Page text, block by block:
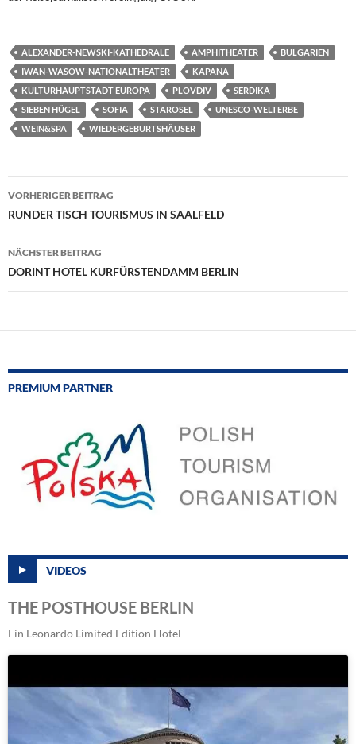
ALEXANDER-NEWSKI-KATHEDRALE AMPHITHEATER
BULGARIEN
IWAN-WASOW-NATIONALTHEATER
KAPANA
KULTURHAUPTSTADT EUROPA
PLOVDIV
SERDIKA
SIEBEN HÜGEL
SOFIA STAROSEL
UNESCO-WELTERBE
WEIN&SPA
WIEDERGEBURTSHÄUSER
Beitragsnavigation
VORHERIGER BEITRAG
RUNDER TISCH TOURISMUS IN SAALFELD
NÄCHSTER BEITRAG
DORINT HOTEL KURFÜRSTENDAMM BERLIN
PREMIUM PARTNER
VIDEOS
THE POSTHOUSE BERLIN
Ein Leonardo Limited Edition Hotel